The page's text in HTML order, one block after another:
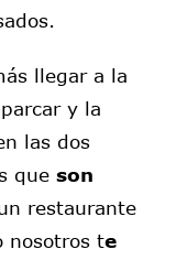
llegar a la
y la
las dos
queson
restaurante
nosotros te